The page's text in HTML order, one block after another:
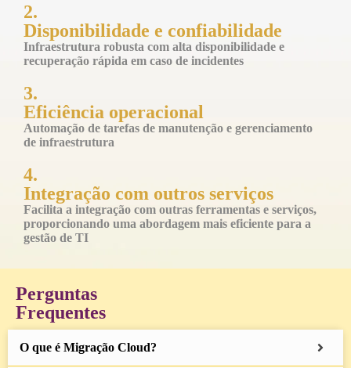
2.
Disponibilidade e confiabilidade
Infraestrutura robusta com alta disponibilidade e
recuperação rápida em caso de incidentes
3.
Eficiência operacional
Automação de tarefas de manutenção e gerenciamento
de infraestrutura
4.
Integração com outros serviços
Facilita a integração com outras ferramentas e serviços,
proporcionando uma abordagem mais eficiente para a
gestão de TI
Perguntas
Frequentes
O que é Migração Cloud?